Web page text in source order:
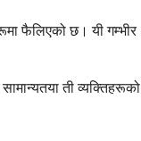
फैलिएको छ। यी गम्भीर
ती व्यक्तिहरूको